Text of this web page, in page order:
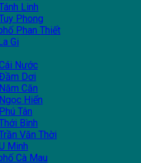
Linh
Phong
Phan Thiết
Gi
Nước
Dơi
Căn
Hiển
Tân
Bình
Văn Thời
Minh
Cà Mau